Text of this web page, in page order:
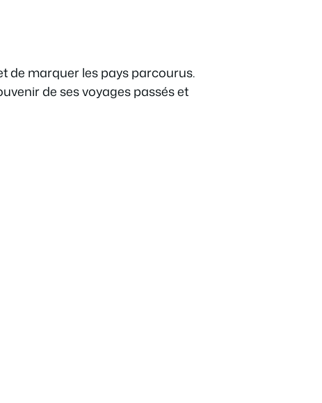
de marquer les pays parcourus.
de ses voyages passés et